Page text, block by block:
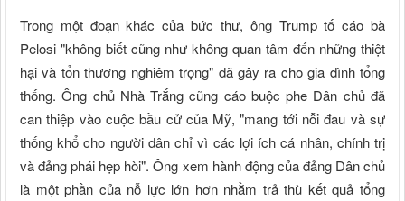
Trong một đoạn khác của bức thư, ông Trump tố cáo bà
Pelosi "không biết cũng như không quan tâm đến những thiệt
hại và tổn thương nghiêm trọng" đã gây ra cho gia đình tổng
thống. Ông chủ Nhà Trắng cũng cáo buộc phe Dân chủ đã
can thiệp vào cuộc bầu cử của Mỹ, "mang tới nỗi đau và sự
thống khổ cho người dân chỉ vì các lợi ích cá nhân, chính trị
và đảng phái hẹp hòi". Ông xem hành động của đảng Dân chủ
là một phần của nỗ lực lớn hơn nhằm trả thù kết quả tổng